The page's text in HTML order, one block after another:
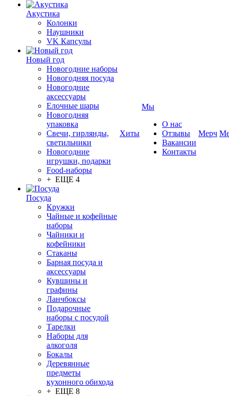
Акустика
Колонки
Наушники
VK Капсулы
Новый год
Новогодние наборы
Новогодняя посуда
Новогодние
аксессуары
Елочные шары
Новогодняя
упаковка
Свечи, гирлянды,
светильники
Новогодние
игрушки, подарки
Food-наборы
+ ЕЩЕ 4
Посуда
Кружки
Чайные и кофейные
наборы
Чайники и
кофейники
Стаканы
Барная посуда и
аксессуары
Кувшины и
графины
Ланчбоксы
Подарочные
наборы с посудой
Тарелки
Наборы для
алкоголя
Бокалы
Деревянные
предметы
кухонного обихода
+ ЕЩЕ 8
Хиты
Мы
О нас
Отзывы
Вакансии
Контакты
Мерч